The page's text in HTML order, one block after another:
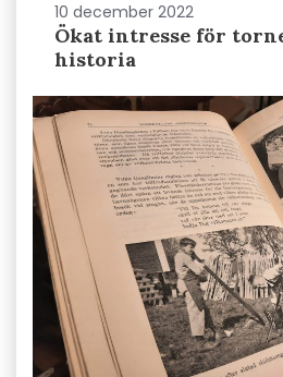
10 december 2022
Ökat intresse för
historia